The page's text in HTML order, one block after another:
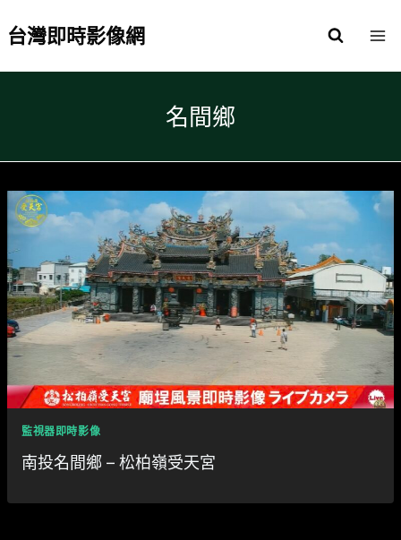
to台灣即時影像網
名間鄉
監視器即時影像
南投名間鄉 – 松柏嶺受天宮